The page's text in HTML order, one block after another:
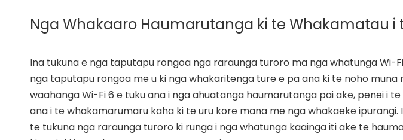
Nga Whakaaro Haumarutanga ki te Whakamatau i
Ina tukuna e nga taputapu rongoa nga raraunga turoro ma nga whatunga Wi-
nga taputapu rongoa me u ki nga whakaritenga ture e pa ana ki te noho muna
waahanga Wi-Fi 6 e tuku ana i nga ahuatanga haumarutanga pai ake, penei i
ana i te whakamarumaru kaha ki te uru kore mana me nga whakaeke
te tukuna nga raraunga turoro ki runga i nga whatunga kaainga iti ake te